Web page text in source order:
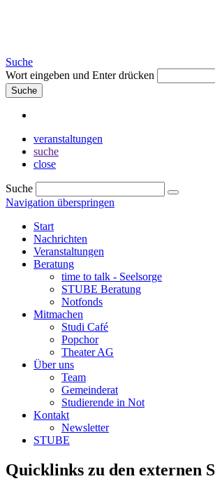
Suche
Wort eingeben und Enter drücken
Suche
veranstaltungen
suche
close
Suche
Navigation überspringen
Start
Nachrichten
Veranstaltungen
Beratung
time to talk - Seelsorge
STUBE Beratung
Notfonds
Mitmachen
Studi Café
Popchor
Theater AG
Über uns
Team
Gemeinderat
Studierende in Not
Kontakt
Newsletter
STUBE
Quicklinks zu den externen